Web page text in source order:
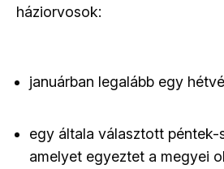
háziorvosok:
januárban legalább egy
egy általa választott péntek-
amelyet egyeztet a megyei